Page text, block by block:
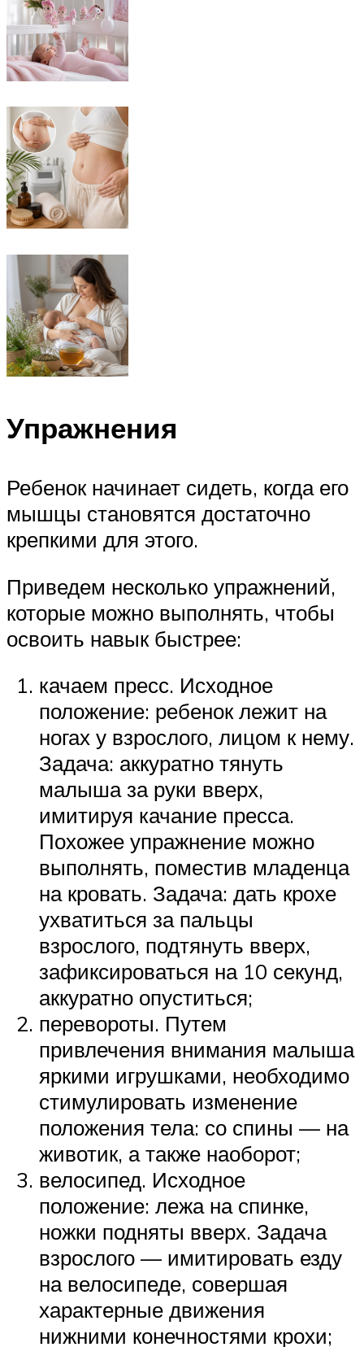
Упражнения
Ребенок начинает сидеть, когда его
мышцы становятся достаточно
крепкими для этого.
Приведем несколько упражнений,
которые можно выполнять, чтобы
освоить навык быстрее:
качаем пресс. Исходное
положение: ребенок лежит на
ногах у взрослого, лицом к нему.
Задача: аккуратно тянуть
малыша за руки вверх,
имитируя качание пресса.
Похожее упражнение можно
выполнять, поместив младенца
на кровать. Задача: дать крохе
ухватиться за пальцы
взрослого, подтянуть вверх,
зафиксироваться на 10 секунд,
аккуратно опуститься;
перевороты. Путем
привлечения внимания малыша
яркими игрушками, необходимо
стимулировать изменение
положения тела: со спины — на
животик, а также наоборот;
велосипед. Исходное
положение: лежа на спинке,
ножки подняты вверх. Задача
взрослого — имитировать езду
на велосипеде, совершая
характерные движения
нижними конечностями крохи;